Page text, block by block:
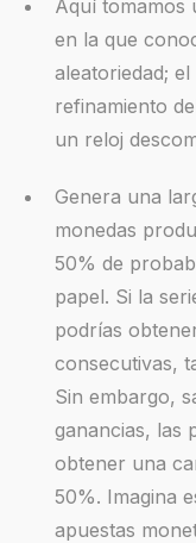
Aquí tomamos
en la que
aleatoriedad;
refinamiento
un reloj
Genera una
monedas
50% de
papel. Si la
podrías
consecutivas,
Sin embargo,
ganancias, las
obtener una
50%. Imagina
apuestas